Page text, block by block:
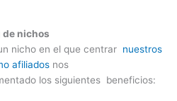
nichos
nicho en el que centrar nuestros
afiliados nos
los siguientes beneficios: